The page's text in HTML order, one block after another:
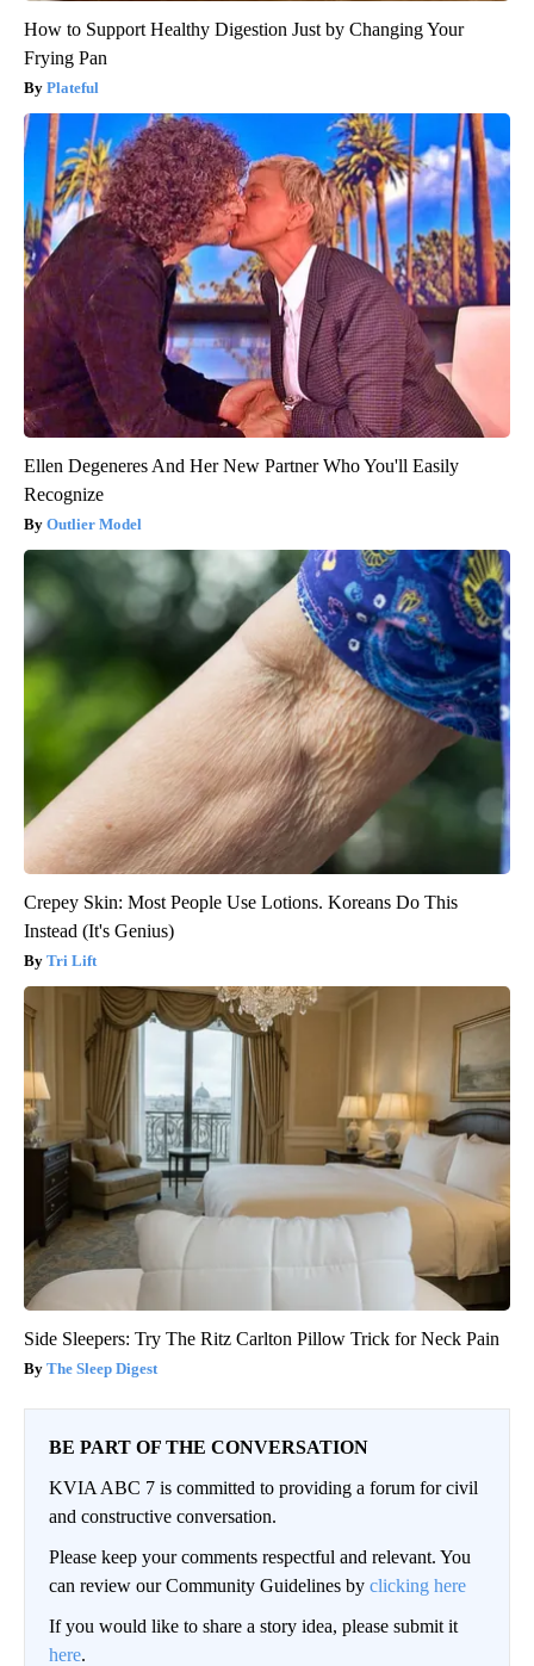
How to Support Healthy Digestion Just by Changing Your
Frying Pan
Plateful
Ellen Degeneres And Her New Partner Who You'll Easily
Recognize
Outlier Model
Crepey Skin: Most People Use Lotions. Koreans Do This
Instead (It's Genius)
Tri Lift
Side Sleepers: Try The Ritz Carlton Pillow Trick for Neck Pain
The Sleep Digest
BE PART OF THE CONVERSATION
KVIA ABC 7 is committed to providing a forum for civil
and constructive conversation.
Please keep your comments respectful and relevant. You
can review our Community Guidelines by clicking here
If you would like to share a story idea, please submit it
here.